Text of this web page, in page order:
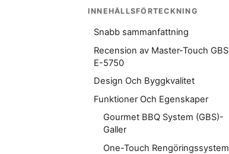
INNEHÅLLSFÖRTECKNING
Snabb sammanfattning
Recension av Master-Touch GBS
E-5750
Design Och Byggkvalitet
Funktioner Och Egenskaper
Gourmet BBQ System (GBS)-
Galler
One-Touch Rengöringssystem